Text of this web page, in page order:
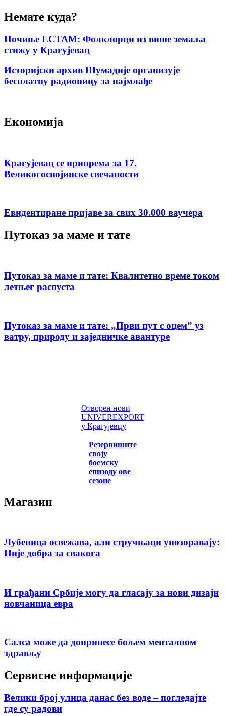
Немате куда?
Почиње ЕСТАМ: Фолклорци из више земаља
стижу у Крагујевац
Историјски архив Шумадије организује
бесплатну радионицу за најмлађе
Економија
Крагујевац се припрема за 17.
Великогоспојинске свечаности
Евидентиране пријаве за свих 30.000 ваучера
Путоказ за маме и тате
Путоказ за маме и тате: Квалитетно време током
летњег распуста
Путоказ за маме и тате: „Први пут с оцемˮ уз
ватру, природу и заједничке авантуре
Отворен нови
UNIVEREXPORT
у Крагујевцу
Резервишите
своју
боемску
епизоду ове
сезоне
Магазин
Лубеница освежава, али стручњаци упозоравају:
Није добра за свакога
И грађани Србије могу да гласају за нови дизајн
новчаница евра
Салса може да допринесе бољем менталном
здрављу
Сервисне информације
Велики број улица данас без воде – погледајте
где су радови